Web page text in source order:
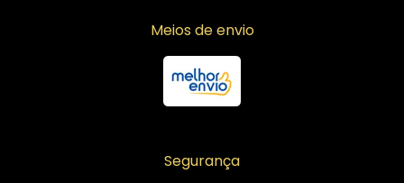
Meios de envio
Segurança